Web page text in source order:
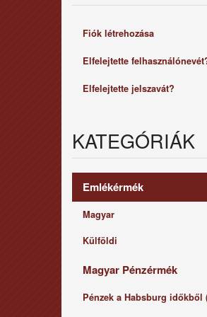
Fiók létrehozása
Elfelejtette
Elfelejtette jelszavát?
KATEGÓRIÁK
Emlékérmék
Magyar
Külföldi
Magyar Pénzérmék
Pénzek a Habsburg időkből